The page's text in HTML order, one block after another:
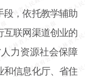
段，依托教学辅助
互联网渠道创业的
力资源社会保障
和信息化厅、省住